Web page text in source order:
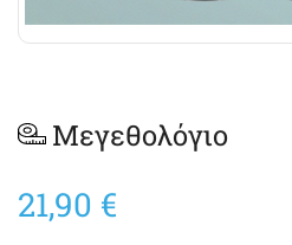
Μεγεθολόγιο
21,90 €